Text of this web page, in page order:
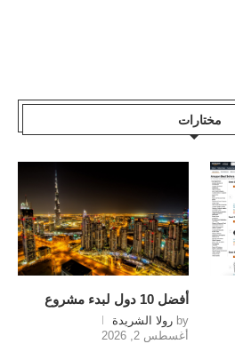
مختارات
أفضل 10 دول لبدء مشروع
by رولا الشريدة
أغسطس 2, 2026